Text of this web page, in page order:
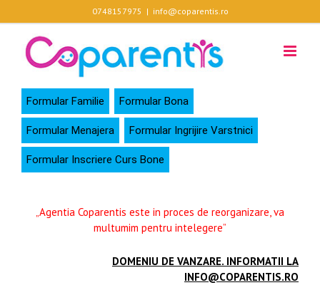
to
content
0748157975 | info@coparentis.ro
Formular Familie Formular Bona
Formular Menajera Formular Ingrijire Varstnici
Formular Inscriere Curs Bone
„Agentia Coparentis este in proces de reorganizare, va
multumim pentru intelegere”
DOMENIU DE VANZARE. INFORMATII LA
INFO@COPARENTIS.RO